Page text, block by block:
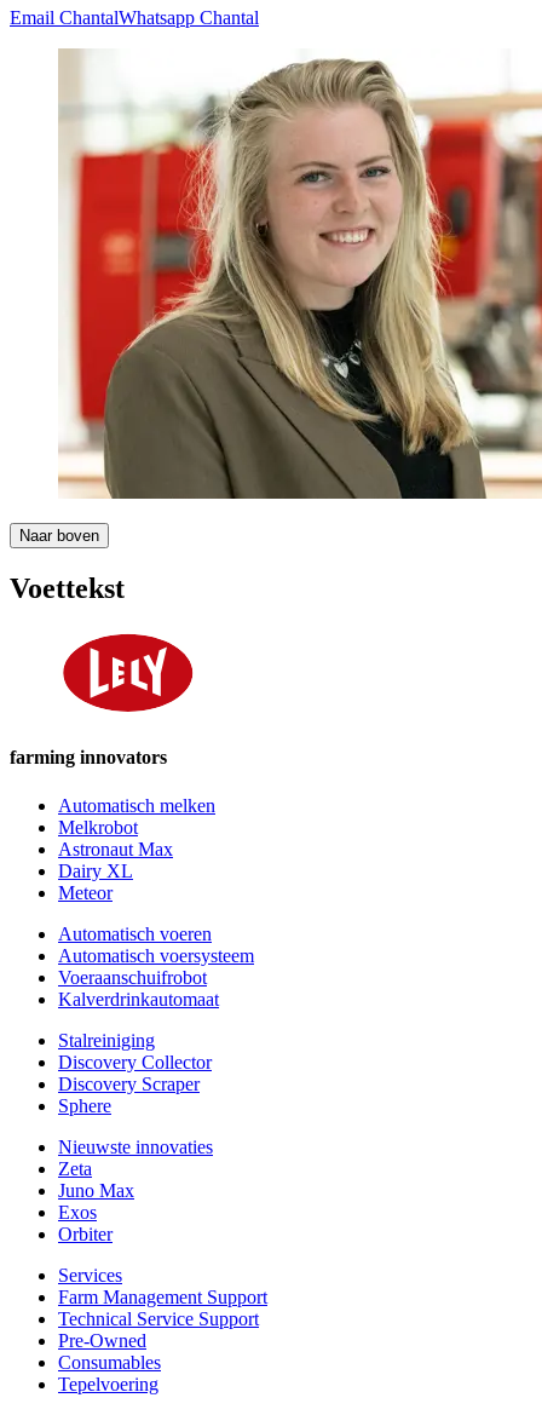
Email ChantalWhatsapp Chantal
Naar boven
Voettekst
farming innovators
Automatisch melken
Melkrobot
Astronaut Max
Dairy XL
Meteor
Automatisch voeren
Automatisch voersysteem
Voeraanschuifrobot
Kalverdrinkautomaat
Stalreiniging
Discovery Collector
Discovery Scraper
Sphere
Nieuwste innovaties
Zeta
Juno Max
Exos
Orbiter
Services
Farm Management Support
Technical Service Support
Pre-Owned
Consumables
Tepelvoering